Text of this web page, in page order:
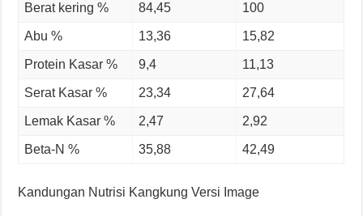
Berat kering % 84,45 100
Abu % 13,36 15,82
Protein Kasar % 9,4 11,13
Serat Kasar % 23,34 27,64
Lemak Kasar % 2,47 2,92
Beta-N % 35,88 42,49
Kandungan Nutrisi Kangkung Versi Image